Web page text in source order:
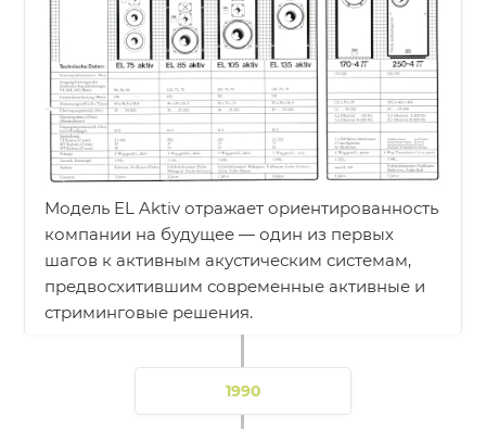
Модель EL Aktiv отражает ориентированность
компании на будущее — один из первых
шагов к активным акустическим системам,
предвосхитившим современные активные и
стриминговые решения.
1990